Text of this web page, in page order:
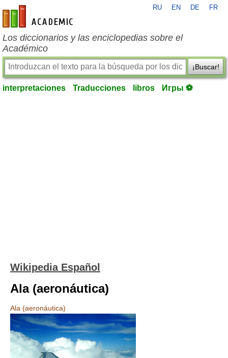
es-academic.com
RU EN DE FR
Los diccionarios y las enciclopedias sobre el
Académico
¡Buscar!
interpretaciones Traducciones libros Игры ⚽
Wikipedia Español
Ala (aeronáutica)
Ala (aeronáutica)